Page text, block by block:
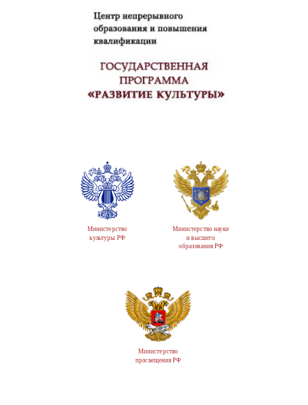
Министерство
культуры РФ
Министерство науки
и высшего
образования РФ
Министерство
просвещения РФ